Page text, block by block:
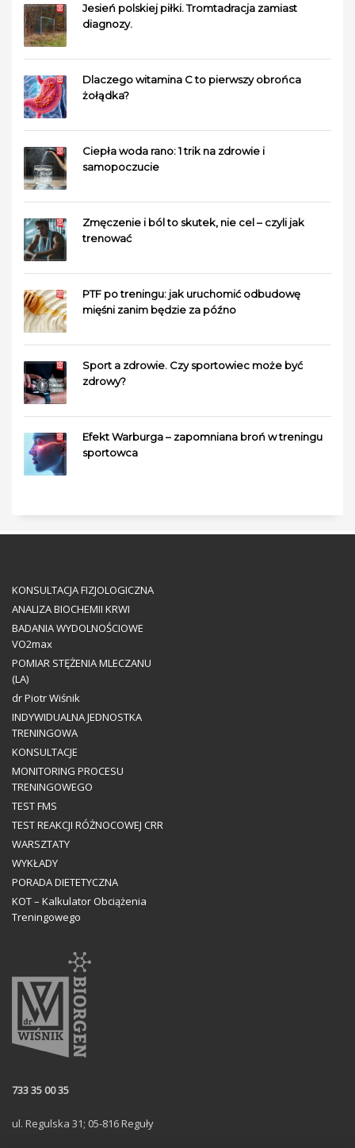
Jesień polskiej piłki. Tromtadracja zamiast
diagnozy.
Dlaczego witamina C to pierwszy obrońca
żołądka?
Ciepła woda rano: 1 trik na zdrowie i
samopoczucie
Zmęczenie i ból to skutek, nie cel – czyli jak
trenować
PTF po treningu: jak uruchomić odbudowę
mięśni zanim będzie za późno
Sport a zdrowie. Czy sportowiec może być
zdrowy?
Efekt Warburga – zapomniana broń w treningu
sportowca
KONSULTACJA FIZJOLOGICZNA
ANALIZA BIOCHEMII KRWI
BADANIA WYDOLNOŚCIOWE
VO2max
POMIAR STĘŻENIA MLECZANU
(LA)
dr Piotr Wiśnik
INDYWIDUALNA JEDNOSTKA
TRENINGOWA
KONSULTACJE
MONITORING PROCESU
TRENINGOWEGO
TEST FMS
TEST REAKCJI RÓŻNOCOWEJ CRR
WARSZTATY
WYKŁADY
PORADA DIETETYCZNA
KOT – Kalkulator Obciążenia
Treningowego
733 35 00 35
ul. Regulska 31; 05-816 Reguły